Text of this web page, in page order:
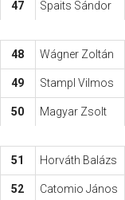
47 Spaits Sándor
48 Wágner Zoltán
49 Stampl Vilmos
50 Magyar Zsolt
51 Horváth Balázs
52 Catomio János